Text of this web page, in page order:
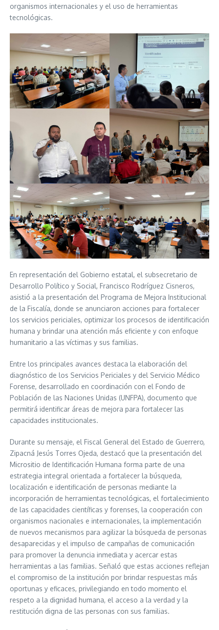
organismos internacionales y el uso de herramientas
tecnológicas.
En representación del Gobierno estatal, el subsecretario de
Desarrollo Político y Social, Francisco Rodríguez Cisneros,
asistió a la presentación del Programa de Mejora Institucional
de la Fiscalía, donde se anunciaron acciones para fortalecer
los servicios periciales, optimizar los procesos de identificación
humana y brindar una atención más eficiente y con enfoque
humanitario a las víctimas y sus familias.
Entre los principales avances destaca la elaboración del
diagnóstico de los Servicios Periciales y del Servicio Médico
Forense, desarrollado en coordinación con el Fondo de
Población de las Naciones Unidas (UNFPA), documento que
permitirá identificar áreas de mejora para fortalecer las
capacidades institucionales.
Durante su mensaje, el Fiscal General del Estado de Guerrero,
Zipacná Jesús Torres Ojeda, destacó que la presentación del
Micrositio de Identificación Humana forma parte de una
estrategia integral orientada a fortalecer la búsqueda,
localización e identificación de personas mediante la
incorporación de herramientas tecnológicas, el fortalecimiento
de las capacidades científicas y forenses, la cooperación con
organismos nacionales e internacionales, la implementación
de nuevos mecanismos para agilizar la búsqueda de personas
desaparecidas y el impulso de campañas de comunicación
para promover la denuncia inmediata y acercar estas
herramientas a las familias. Señaló que estas acciones reflejan
el compromiso de la institución por brindar respuestas más
oportunas y eficaces, privilegiando en todo momento el
respeto a la dignidad humana, el acceso a la verdad y la
restitución digna de las personas con sus familias.